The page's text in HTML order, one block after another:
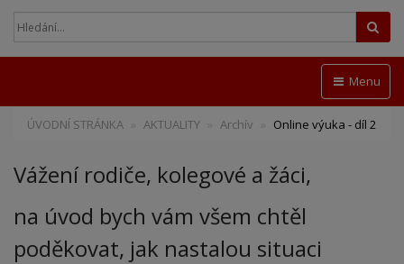
Menu
ÚVODNÍ STRÁNKA AKTUALITY Archív Online výuka - díl 2
Vážení rodiče, kolegové a žáci,
na úvod bych vám všem chtěl
poděkovat, jak nastalou situaci